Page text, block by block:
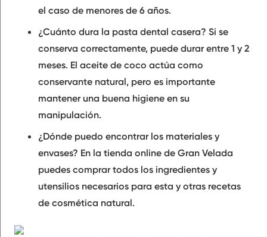
el caso de menores de 6 años.
¿Cuánto dura la pasta dental casera? Si se
conserva correctamente, puede durar entre 1 y 2
meses. El aceite de coco actúa como
conservante natural, pero es importante
mantener una buena higiene en su
manipulación.
¿Dónde puedo encontrar los materiales y
envases? En la tienda online de Gran Velada
puedes comprar todos los ingredientes y
utensilios necesarios para esta y otras recetas
de cosmética natural.